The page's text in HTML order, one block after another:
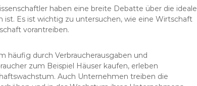
haben eine breite Debatte über die ideale
Es ist wichtig zu untersuchen, wie eine Wirtschaft
vorantreiben.
häufig durch Verbraucherausgaben und
zum Beispiel Häuser kaufen, erleben
Auch Unternehmen treiben die